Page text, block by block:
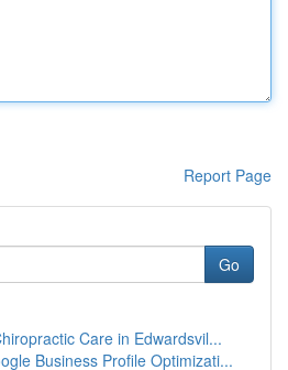
Report Page
Go
Care in Edwardsvil...
Business Profile Optimizati...